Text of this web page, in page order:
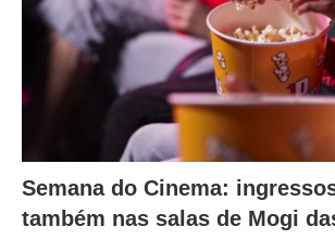
Semana do Cinema:
também nas salas de Mogi